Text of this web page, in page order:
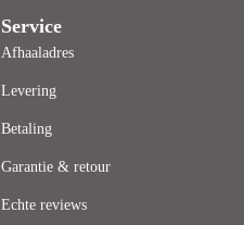
Service
Afhaaladres
Levering
Betaling
Garantie & retour
Echte reviews